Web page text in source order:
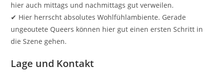
hier auch mittags und nachmittags gut verweilen.
✔ Hier herrscht absolutes Wohlfühlambiente. Gerade
ungeoutete Queers können hier gut einen ersten Schritt in
die Szene gehen.
Lage und Kontakt